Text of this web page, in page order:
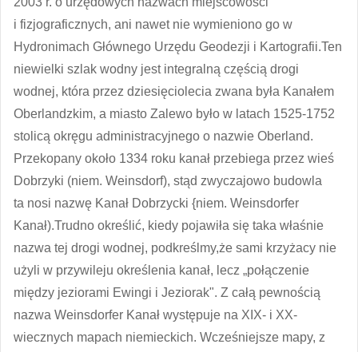
i fizjograficznych, ani nawet nie wymieniono go w
Hydronimach Głównego Urzędu Geodezji i Kartografii.Ten
niewielki szlak wodny jest integralną częścią drogi
wodnej, która przez dziesięciolecia zwana była Kanałem
Oberlandzkim, a miasto Zalewo było w latach 1525-1752
stolicą okręgu administracyjnego o nazwie Oberland.
Przekopany około 1334 roku kanał przebiega przez wieś
Dobrzyki (niem. Weinsdorf), stąd zwyczajowo budowla
ta nosi nazwę Kanał Dobrzycki {niem. Weinsdorfer
Kanał).Trudno określić, kiedy pojawiła się taka właśnie
nazwa tej drogi wodnej, podkreślmy,że sami krzyżacy nie
użyli w przywileju określenia kanał, lecz „połączenie
między jeziorami Ewingi i Jeziorak". Z całą pewnością
nazwa Weinsdorfer Kanał występuje na XIX- i XX-
wiecznych mapach niemieckich. Wcześniejsze mapy, z